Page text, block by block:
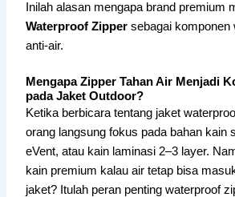
Inilah alasan mengapa brand premium
Waterproof Zipper sebagai komponen
anti-air.
Mengapa Zipper Tahan Air Menjadi
pada Jaket Outdoor?
Ketika berbicara tentang jaket
orang langsung fokus pada bahan kain
eVent, atau kain laminasi 2–3 layer.
kain premium kalau air tetap bisa
jaket? Itulah peran penting waterproof